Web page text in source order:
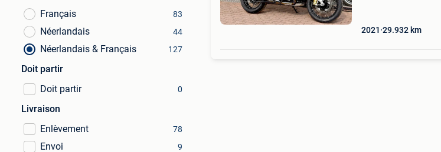
Français
83
Néerlandais 44
Néerlandais & Français 127
Doit partir
Doit partir
0
Livraison
Enlèvement
78
Envoi 9
2021 29.932 km